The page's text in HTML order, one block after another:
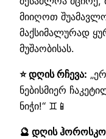
მიიღოთ
მაქსიმალურად
მუშაობისას.
⭐ დღის რჩევა:
ნებისმიერ
ნიჭი!“ ♊📱
🔮 დღის